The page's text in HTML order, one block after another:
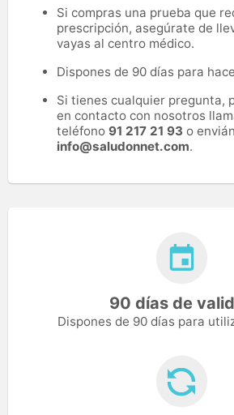
Si compras una prueba que
prescripción, asegúrate de
vayas al centro médico.
Dispones de 90 días para
Si tienes cualquier pregunta,
en contacto con nosotros
teléfono 91 217 21 93 o
info@saludonnet.com.
90 días de
Dispones de 90 días para